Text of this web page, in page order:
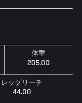
体重
205.00
レッグリーチ
44.00